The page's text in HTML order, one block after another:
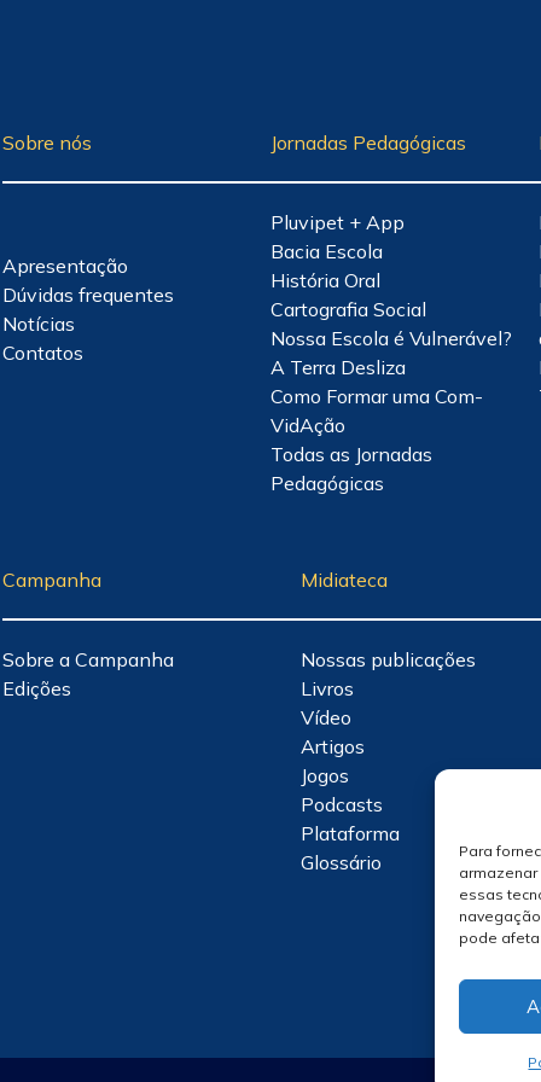
Para
essas
pode
Sobre nós
Apresentação
Dúvidas frequentes
Notícias
Contatos
Jornadas Pedagógicas
Pluvipet + App
Bacia Escola
História Oral
Cartografia Social
Nossa Escola é Vulnerável?
A Terra Desliza
Como Formar uma Com-
VidAção
Todas as Jornadas
Pedagógicas
Campanha
Sobre a Campanha
Edições
Midiateca
Nossas publicações
Livros
Vídeo
Artigos
Jogos
Podcasts
Plataforma
Glossário